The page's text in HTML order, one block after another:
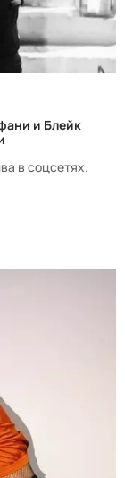
и Блейк
в соцсетях.